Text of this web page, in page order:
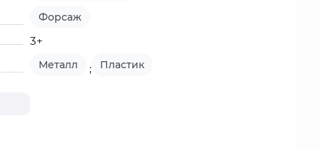
Форсаж
3+
Металл ; Пластик